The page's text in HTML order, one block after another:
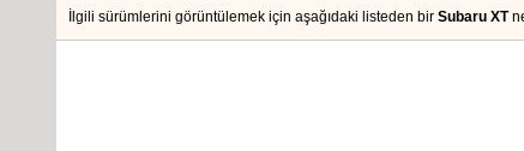
İlgili sürümlerini görüntülemek için aşağıdaki listeden bir Subaru XT